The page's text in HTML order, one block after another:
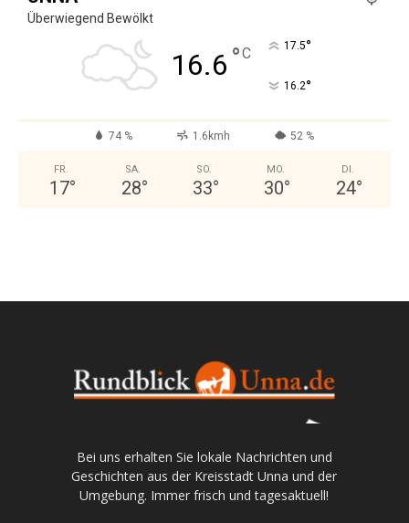
Überwiegend Bewölkt
16.6 °C 17.5°
16.2°
74 % 1.6kmh 52 %
FR.
17°
SA.
28°
SO.
33°
MO.
30°
DI.
24°
Bei uns erhalten Sie lokale Nachrichten und
Geschichten aus der Kreisstadt Unna und der
Umgebung. Immer frisch und tagesaktuell!